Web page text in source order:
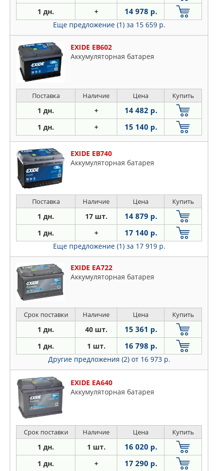
1 дн. + 14 978 р.
Еще предложение (1) за 15 659 р.
EXIDE EB602
Аккумуляторная батарея
Поставка Наличие Цена Купить
1 дн. + 14 482 р.
1 дн. + 15 140 р.
EXIDE EB740
Аккумуляторная батарея
Поставка Наличие Цена Купить
1 дн. 17 шт. 14 879 р.
1 дн. + 17 140 р.
Еще предложение (1) за 17 919 р.
EXIDE EA722
Аккумуляторная батарея
Срок поставки Наличие Цена Купить
1 дн. 40 шт. 15 361 р.
1 дн. 1 шт. 16 798 р.
Другие предложения (2) от 16 973 р.
EXIDE EA640
Аккумуляторная батарея
Срок поставки Наличие Цена Купить
1 дн. 1 шт. 16 020 р.
1 дн. + 17 290 р.